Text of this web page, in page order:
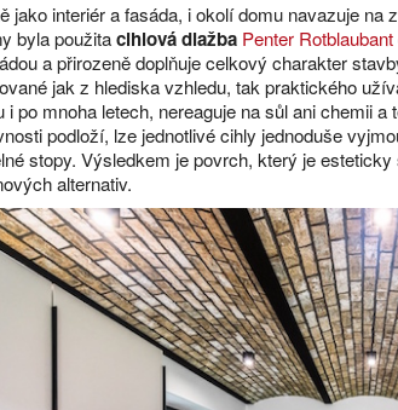
jako interiér a fasáda, i okolí domu navazuje
byla použitacihlová dlažba Penter Rotblaubant
a přirozeně doplňuje celkový charakter
jak z hlediska vzhledu, tak praktického
i po mnoha letech, nereaguje na sůl ani chemii
podloží, lze jednotlivé cihly jednoduše
stopy. Výsledkem je povrch, který je
alternativ.